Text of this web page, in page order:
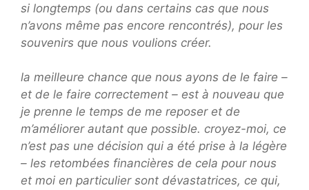
si longtemps (ou dans certains cas que nous
n’avons même pas encore rencontrés), pour les
souvenirs que nous voulions créer.
la meilleure chance que nous ayons de le faire –
et de le faire correctement – est à nouveau que
je prenne le temps de me reposer et de
m’améliorer autant que possible. croyez-moi, ce
n’est pas une décision qui a été prise à la légère
– les retombées financières de cela pour nous
et moi en particulier sont dévastatrices, ce qui,